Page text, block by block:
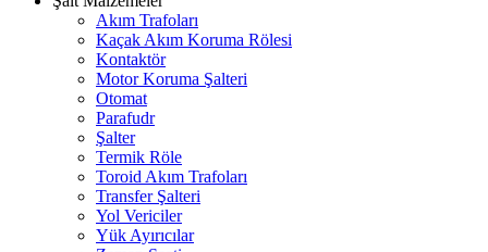
Akım Trafoları
Kaçak Akım Koruma Rölesi
Kontaktör
Motor Koruma Şalteri
Otomat
Parafudr
Şalter
Termik Röle
Toroid Akım Trafoları
Transfer Şalteri
Yol Vericiler
Yük Ayırıcılar